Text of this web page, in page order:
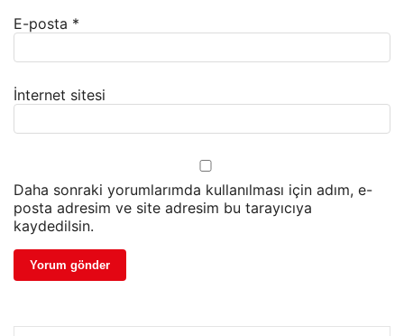
E-posta *
İnternet sitesi
Daha sonraki yorumlarımda kullanılması için adım, e-
posta adresim ve site adresim bu tarayıcıya
kaydedilsin.